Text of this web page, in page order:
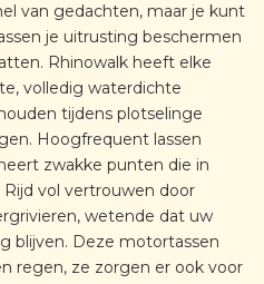
van gedachten, maar je kunt
je uitrusting beschermen
Rhinowalk heeft elke
volledig waterdichte
tijdens plotselinge
Hoogfrequent lassen
zwakke punten die in
vol vertrouwen door
wetende dat uw
blijven. Deze motortassen
regen, ze zorgen er ook voor